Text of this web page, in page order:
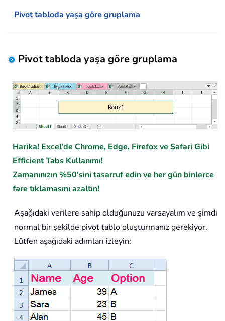
Pivot tabloda yaşa göre gruplama
Pivot tabloda yaşa göre gruplama
Harika! Excel'de Chrome, Edge, Firefox ve Safari Gibi
Efficient Tabs Kullanımı!
Zamanınızın %50'sini tasarruf edin ve her gün binlerce
fare tıklamasını azaltın!
Aşağıdaki verilere sahip olduğunuzu varsayalım ve şimdi
normal bir şekilde pivot tablo oluşturmanız gerekiyor.
Lütfen aşağıdaki adımları izleyin: